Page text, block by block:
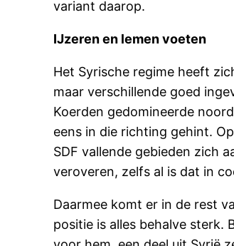
variant daarop.
IJzeren en lemen voeten
Het Syrische regime heeft
maar verschillende goed
Koerden gedomineerde
eens in die richting gehint.
SDF vallende gebieden zich
veroveren, zelfs al is dat in
Daarmee komt er in de rest
positie is alles behalve sterk.